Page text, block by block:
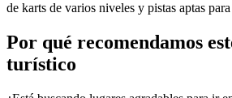
de karts de varios niveles y pistas aptas
Por qué recomendamos
turístico